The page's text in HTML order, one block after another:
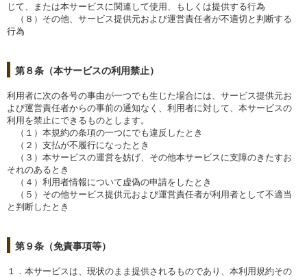
じて、または本サービスに関連して使用、もしくは提供する行為
（８）その他、サービス提供元および運営責任者が不適切と判断する
行為
第８条（本サービスの利用禁止）
利用者に次の各号の事由が一つでも生じた場合には、サービス提供元お
よび運営責任者からの事前の通知なく、利用者に対して、本サービスの
利用を禁止にできるものとします。
（１）本規約の条項の一つにでも違反したとき
（２）支払が不履行になったとき
（３）本サービスの運営を妨げ、その他本サービスに支障のきたすお
それのあるとき
（４）利用者情報について虚偽の申請をしたとき
（５）その他サービス提供元および運営責任者が利用者として不適当
と判断したとき
第９条（免責事項等）
１．本サービスは、現状のまま提供されるものであり、本利用規約その